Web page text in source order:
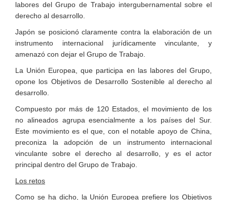
labores del Grupo de Trabajo intergubernamental sobre el
derecho al desarrollo.
Japón se posicionó claramente contra la elaboración de un
instrumento internacional jurídicamente vinculante, y
amenazó con dejar el Grupo de Trabajo.
La Unión Europea, que participa en las labores del Grupo,
opone los Objetivos de Desarrollo Sostenible al derecho al
desarrollo.
Compuesto por más de 120 Estados, el movimiento de los
no alineados agrupa esencialmente a los países del Sur.
Este movimiento es el que, con el notable apoyo de China,
preconiza la adopción de un instrumento internacional
vinculante sobre el derecho al desarrollo, y es el actor
principal dentro del Grupo de Trabajo.
Los retos
Como se ha dicho, la Unión Europea prefiere los Objetivos